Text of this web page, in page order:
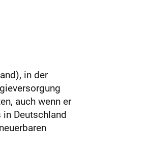
in der
auch wenn er
Deutschland